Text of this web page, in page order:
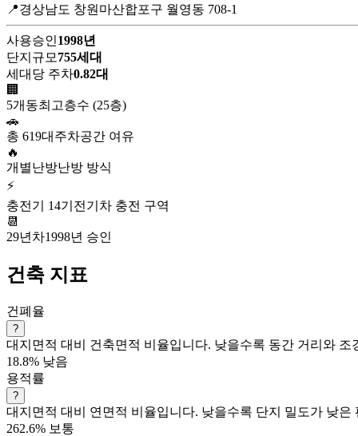
📍경상남도 창원마산합포구 월영동 708-1
사용승인1998년
단지규모 755세대
세대당 주차0.82대
🏢
5개동최고층수 (25층)
🚗
총 619대 주차공간 여유
🔥
개별난방난방 방식
⚡
충전기 14기 전기차 충전 구역
📆
29년차1998년 승인
건축 지표
건폐율
?
대지면적 대비 건축면적 비율입니다. 낮을수록 동간 거리와 조
18.8% 낮음
용적률
?
대지면적 대비 연면적 비율입니다. 낮을수록 단지 밀도가 낮은
262.6% 보통